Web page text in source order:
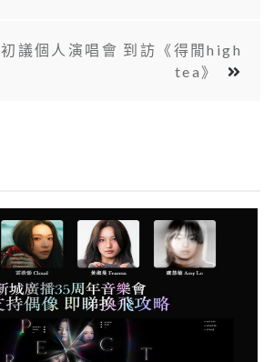
議個人演唱會 到訪《得閒high
tea》